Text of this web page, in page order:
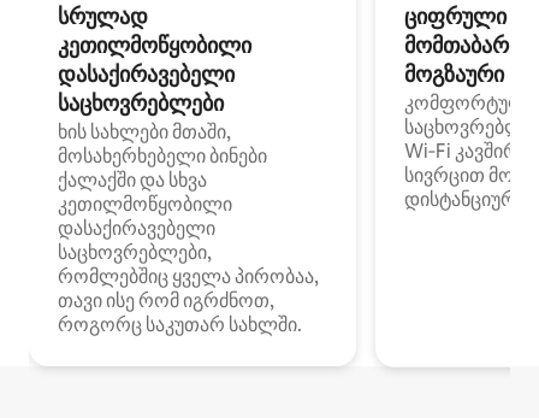
სრულად
კეთილმოწყობილი
დასაქირავებელი
საცხოვრებლები
ხის სახლები მთაში,
მოსახერხებელი ბინები
ქალაქში და სხვა
კეთილმოწყობილი
დასაქირავებელი
საცხოვრებლები,
რომლებშიც ყველა პირობაა,
თავი ისე რომ იგრძნოთ,
როგორც საკუთარ სახლში.
ციფრული
მოგზაური
კომფორტული
Wi‑Fi
სივრცით
დისტანციური